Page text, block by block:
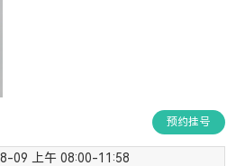
预约挂号
09 上午 08:00-11:58